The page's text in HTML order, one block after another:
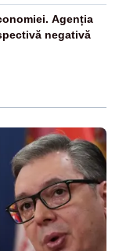
Agenția
negativă